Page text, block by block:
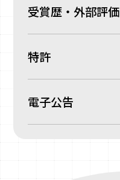
受賞歴・外部評価
特許
電子公告